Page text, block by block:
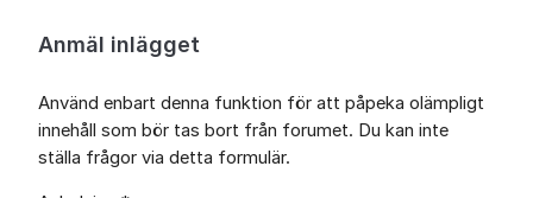
Anmäl inlägget
Använd enbart denna funktion för att påpeka olämpligt
innehåll som bör tas bort från forumet. Du kan inte
ställa frågor via detta formulär.